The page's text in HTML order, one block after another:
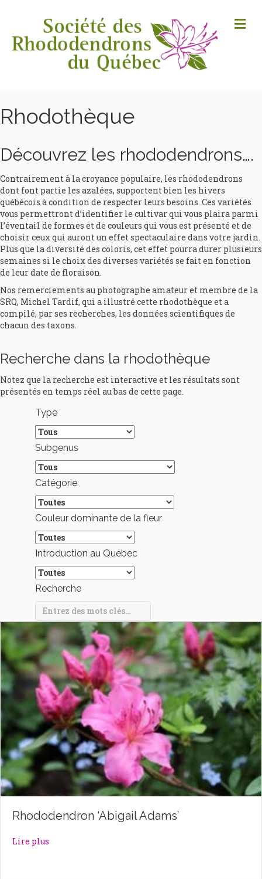
Rhodothèque
Découvrez les rhododendrons….
Contrairement à la croyance populaire, les rhododendrons
dont font partie les azalées, supportent bien les hivers
québécois à condition de respecter leurs besoins. Ces variétés
vous permettront d’identifier le cultivar qui vous plaira parmi
l’éventail de formes et de couleurs qui vous est présenté et de
choisir ceux qui auront un effet spectaculaire dans votre jardin.
Plus que la diversité des coloris, cet effet pourra durer plusieurs
semaines si le choix des diverses variétés se fait en fonction
de leur date de floraison.
Nos remerciements au photographe amateur et membre de la
SRQ, Michel Tardif, qui a illustré cette rhodothèque et a
compilé, par ses recherches, les données scientifiques de
chacun des taxons.
Recherche dans la rhodothèque
Notez que la recherche est interactive et les résultats sont
présentés en temps réel au bas de cette page.
Type
Subgenus
Catégorie
Couleur dominante de la fleur
Introduction au Québec
Recherche
Rhododendron ‘Abigail Adams’
Lire plus